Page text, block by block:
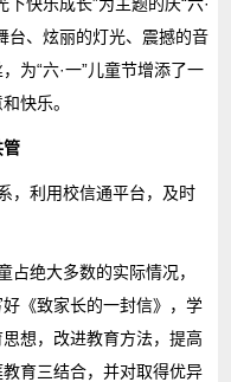
台、炫丽的灯光、震撼的音
为“六·一”儿童节增添了一
快乐。
管
，利用校信通平台，及时
占绝大多数的实际情况，
《致家长的一封信》，学
想，改进教育方法，提高
育三结合，并对取得优异